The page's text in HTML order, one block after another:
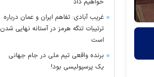
خواهیم داد
غریب آبادی: تفاهم ایران و عمان درباره
ترتیبات تنگه هرمز در آستانه نهایی شدن
است
برنده واقعی تیم ملی در جام جهانی
یک پرسپولیسی بود!